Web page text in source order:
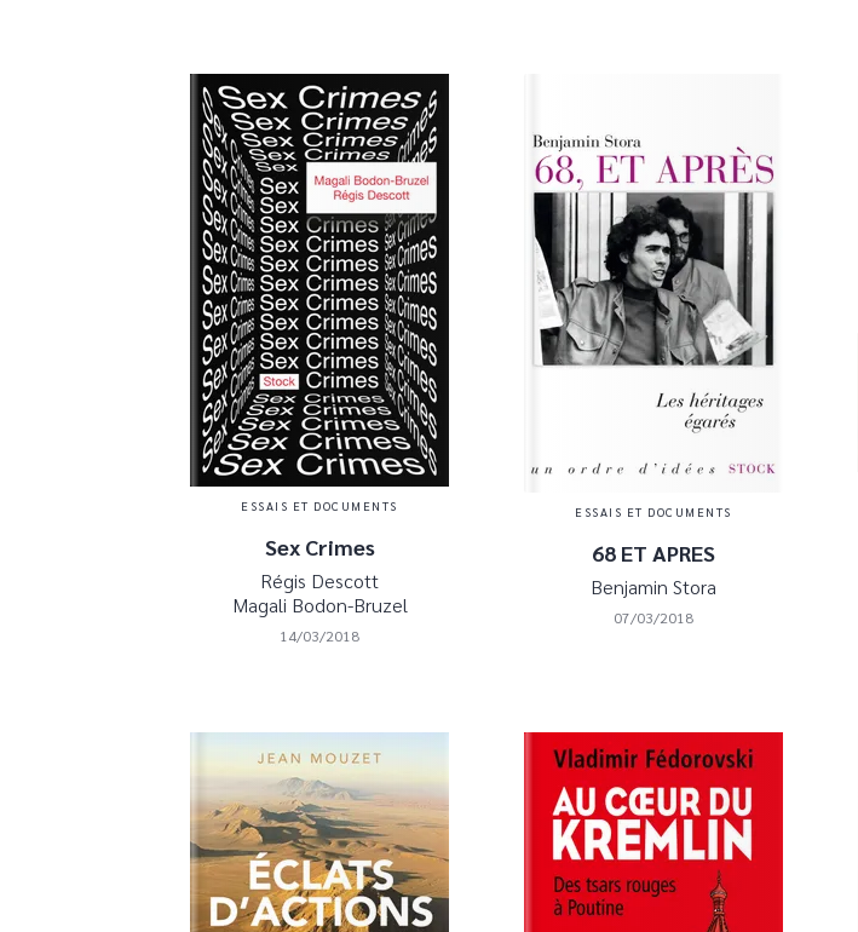
ESSAIS ET DOCUMENTS
Sex Crimes
Régis Descott
Magali Bodon-Bruzel
14/03/2018
ESSAIS ET DOCUMENTS
68 ET APRES
Benjamin Stora
07/03/2018